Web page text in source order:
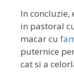
In
in pastoral
macar cu
puternice
cat si a